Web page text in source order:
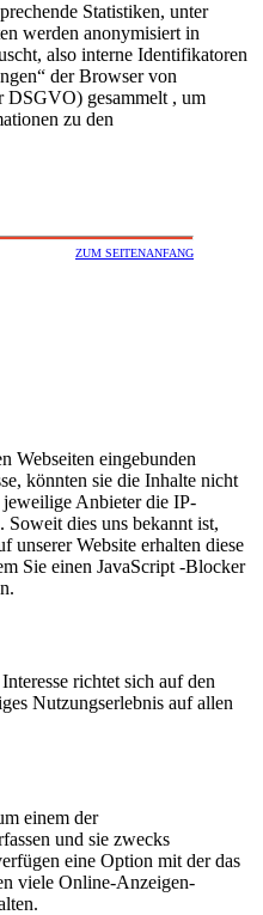
Statistiken, unter
werden anonymisiert in
also interne Identifikatoren
der Browser von
DSGVO) gesammelt , um
zu den
ZUM SEITENANFANG
Webseiten eingebunden
könnten sie die Inhalte nicht
jeweilige Anbieter die IP-
dies uns bekannt ist,
Website erhalten diese
Sie einen JavaScript -Blocker
richtet sich auf den
Nutzungserlebnis auf allen
einem der
und sie zwecks
eine Option mit der das
viele Online-Anzeigen-